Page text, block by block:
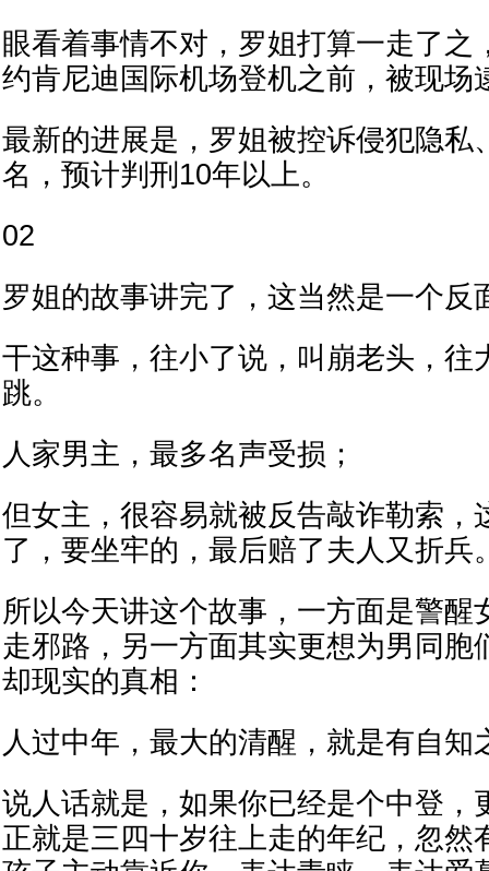
眼看着事情不对，罗姐打算一走了之
约肯尼迪国际机场登机之前，被现场
最新的进展是，罗姐被控诉侵犯隐私
名，预计判刑10年以上。
02
罗姐的故事讲完了，这当然是一个反
干这种事，往小了说，叫崩老头，往
跳。
人家男主，最多名声受损；
但女主，很容易就被反告敲诈勒索，
了，要坐牢的，最后赔了夫人又折兵
所以今天讲这个故事，一方面是警醒
走邪路，另一方面其实更想为男同胞
却现实的真相：
人过中年，最大的清醒，就是有自知
说人话就是，如果你已经是个中登，
正就是三四十岁往上走的年纪，忽然